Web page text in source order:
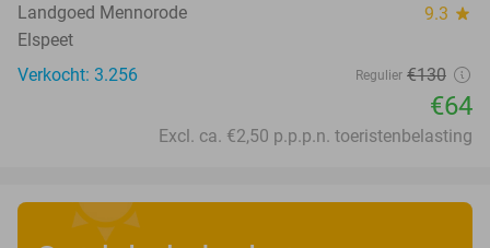
Landgoed Mennorode 9.3 star
Elspeet
Verkocht: 3.256
Regulier €130
€64
Excl. ca. €2,50 p.p.p.n. toeristenbelasting